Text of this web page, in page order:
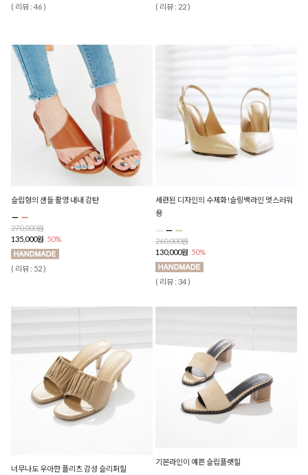
( 리뷰 : 46 ) ( 리뷰 : 22 )
슬립형의 샌들 촬영 내내 감탄
270,000원
135,000원 50%
( 리뷰 : 52 )
세련된 디자인의 수제화!슬링백라인 멋스러워
용
260,000원
130,000원 50%
( 리뷰 : 34 )
너무나도 우아한 플리츠 감성 슬리퍼힐
기본라인이 예쁜 슬립플랫힐